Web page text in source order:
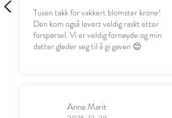
Tusen takk for vakkert blomster krone!
Den kom også levert veldig raskt etter
forspørsel. Vi er veldig fornøyde og min
datter gleder seg til å gi gaven 😊
Anne Marit